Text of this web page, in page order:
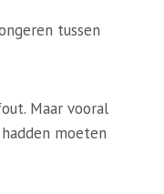
tussen
Maar vooral
moeten